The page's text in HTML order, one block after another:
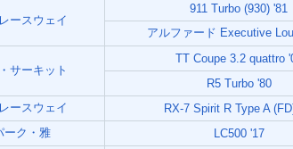
ースウェイ
911 Turbo (930) '81
アルファード Executive
サーキット
TT Coupe 3.2 quattro
R5 Turbo '80
ースウェイ
RX-7 Spirit R Type A
ーク・雅
LC500 '17